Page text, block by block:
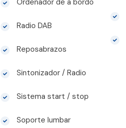
Ordenador de a bordo
Radio DAB
Reposabrazos
Sintonizador / Radio
Sistema start / stop
Soporte lumbar